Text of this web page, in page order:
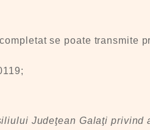
se poate transmite
Judeţean Galaţi privind